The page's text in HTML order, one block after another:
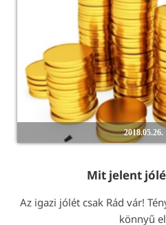
2018.05.26.
Mit jelent
Az igazi jólét csak Rád vár!
könnyű